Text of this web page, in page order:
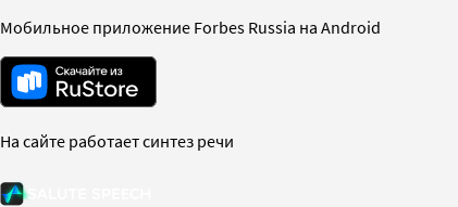
Мобильное приложение Forbes Russia на Android
На сайте работает синтез речи